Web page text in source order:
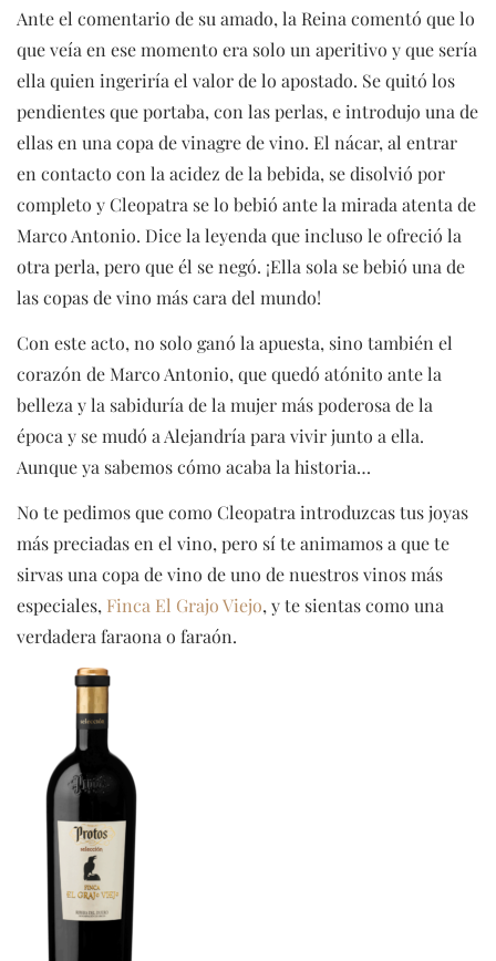
Ante el comentario de su amado, la Reina comentó que lo
que veía en ese momento era solo un aperitivo y que sería
ella quien ingeriría el valor de lo apostado. Se quitó los
pendientes que portaba, con las perlas, e introdujo una de
ellas en una copa de vinagre de vino. El nácar, al entrar
en contacto con la acidez de la bebida, se disolvió por
completo y Cleopatra se lo bebió ante la mirada atenta de
Marco Antonio. Dice la leyenda que incluso le ofreció la
otra perla, pero que él se negó. ¡Ella sola se bebió una de
las copas de vino más cara del mundo!
Con este acto, no solo ganó la apuesta, sino también el
corazón de Marco Antonio, que quedó atónito ante la
belleza y la sabiduría de la mujer más poderosa de la
época y se mudó a Alejandría para vivir junto a ella.
Aunque ya sabemos cómo acaba la historia…
No te pedimos que como Cleopatra introduzcas tus joyas
más preciadas en el vino, pero sí te animamos a que te
sirvas una copa de vino de uno de nuestros vinos más
especiales, Finca El Grajo Viejo, y te sientas como una
verdadera faraona o faraón.